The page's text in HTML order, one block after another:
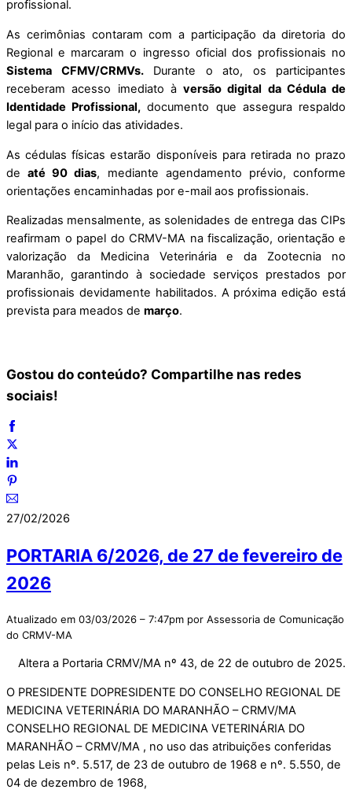
profissional.
As cerimônias contaram com a participação da diretoria do
Regional e marcaram o ingresso oficial dos profissionais no
Sistema CFMV/CRMVs.Durante o ato, os participantes
receberam acesso imediato à versão digital da Cédula de
Identidade Profissional, documento que assegura respaldo
legal para o início das atividades.
As cédulas físicas estarão disponíveis para retirada no prazo
deaté 90 dias, mediante agendamento prévio, conforme
orientações encaminhadas por e-mail aos profissionais.
Realizadas mensalmente, as solenidades de entrega das CIPs
reafirmam o papel do CRMV-MA na fiscalização, orientação e
valorização da Medicina Veterinária e da Zootecnia no
Maranhão, garantindo à sociedade serviços prestados por
profissionais devidamente habilitados. A próxima edição está
prevista para meados de março.
Gostou do conteúdo? Compartilhe nas redes
sociais!
27/02/2026
PORTARIA 6/2026, de 27 de fevereiro de
2026
Atualizado em 03/03/2026 – 7:47pm por Assessoria de Comunicação
do CRMV-MA
Altera a Portaria CRMV/MA nº 43, de 22 de outubro de 2025.
O PRESIDENTE DOPRESIDENTE DO CONSELHO REGIONAL DE
MEDICINA VETERINÁRIA DO MARANHÃO – CRMV/MA
CONSELHO REGIONAL DE MEDICINA VETERINÁRIA DO
MARANHÃO – CRMV/MA , no uso das atribuições conferidas
pelas Leis nº. 5.517, de 23 de outubro de 1968 e nº. 5.550, de
04 de dezembro de 1968,